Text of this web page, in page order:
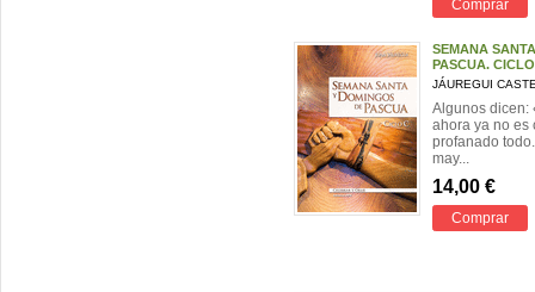
Comprar
SEMANA
PASCUA.
JÁUREGUI
Algunos dicen:
ahora ya no es
profanado
may...
14,00 €
Comprar